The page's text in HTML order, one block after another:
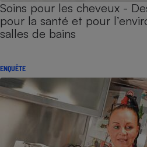
Soins pour les cheveux -
pour la santé et pour
salles de bains
ENQUÊTE